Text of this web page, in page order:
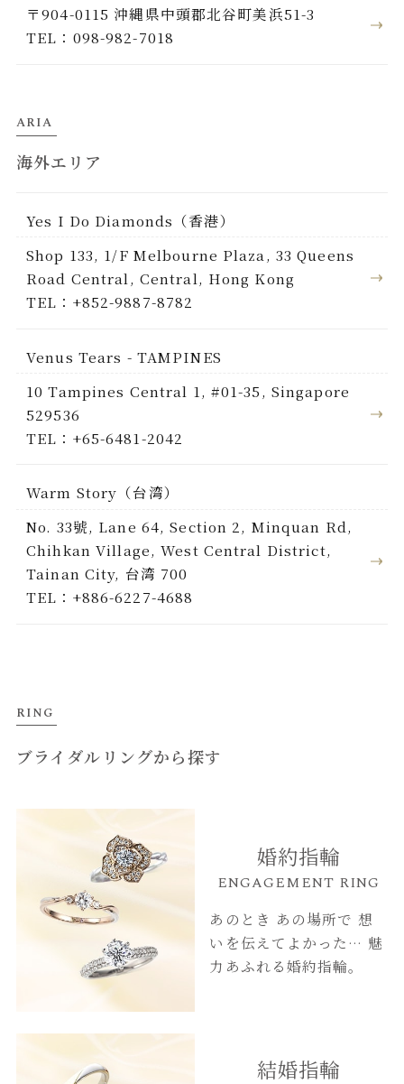
〒904-0115 沖縄県中頭郡北谷町美浜51-3
TEL：098-982-7018
ARIA
海外エリア
Yes I Do Diamonds（香港）
Shop 133, 1/F Melbourne Plaza, 33 Queens
Road Central, Central, Hong Kong
TEL：+852-9887-8782
Venus Tears - TAMPINES
10 Tampines Central 1, #01-35, Singapore
529536
TEL：+65-6481-2042
Warm Story（台湾）
No. 33號, Lane 64, Section 2, Minquan Rd,
Chihkan Village, West Central District,
Tainan City, 台湾 700
TEL：+886-6227-4688
RING
ブライダルリングから探す
婚約指輪
ENGAGEMENT RING
あのとき あの場所で 想
いを伝えてよかった… 魅
力あふれる婚約指輪。
結婚指輪